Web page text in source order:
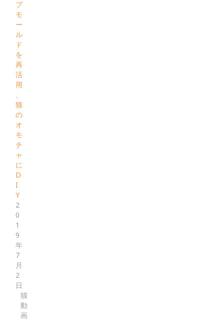
プ
モ
ー
ル
ド
を
再
活
用
、
猫
の
オ
モ
チ
ャ
に
D
I
Y
2
0
1
9
年
7
月
2
日
猫
動
画